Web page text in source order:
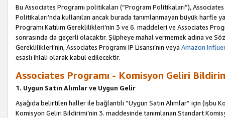
Bu Associates Programı politikaları (“Program Politikaları”),
Politikaları’nda kullanılan ancak burada tanımlanmayan büyük harfle
Programı Katılım Gereklilikleri’nin 3 ve 6. maddeleri ve Associates
sonrasında da geçerli olacaktır. Şüpheye mahal vermemek adına ve
Gereklilikleri’nin, Associates Programı IP Lisansı’nın veya Amazon
esaslı ihlali olarak kabul edilecektir.
Associates Programı - Komisyon Geliri
1. Uygun Satın Alımlar ve Uygun Gelir
Aşağıda belirtilen haller ile bağlantılı “Uygun Satın Alımlar” için
Komisyon Geliri Bildirimi’nin 3. maddesinde tanımlanan Standart